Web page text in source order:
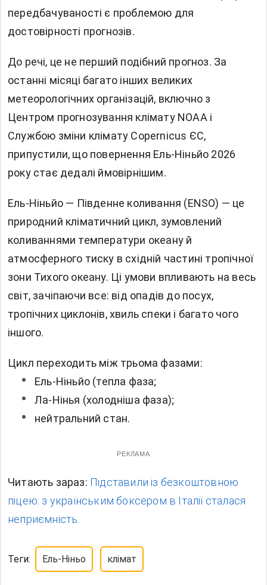
передбачуваності є проблемою для
достовірності прогнозів.
До речі, це не перший подібний прогноз. За
останні місяці багато інших великих
метеорологічних організацій, включно з
Центром прогнозування клімату NOAA і
Службою зміни клімату Copernicus ЄС,
припустили, що повернення Ель-Ніньйо 2026
року стає дедалі ймовірнішим.
Ель-Ніньйо — Південне коливання (ENSO) — це
природний кліматичний цикл, зумовлений
коливаннями температури океану й
атмосферного тиску в східній частині тропічної
зони Тихого океану. Ці умови впливають на весь
світ, зачіпаючи все: від опадів до посух,
тропічних циклонів, хвиль спеки і багато чого
іншого.
Цикл переходить між трьома фазами:
Ель-Ніньйо (тепла фаза;
Ла-Нінья (холодніша фаза);
нейтральний стан.
РЕКЛАМА
Читають зараз: Підставили із безкоштовною
піцею: з українським боксером в Італії сталася
неприємність.
Теги: Ель-Ніньо клімат